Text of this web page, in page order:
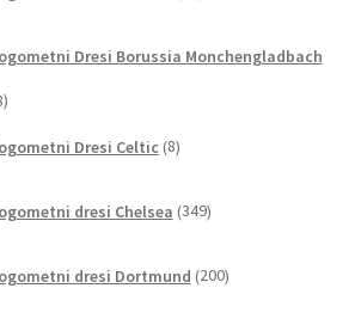
Dresi Borussia Monchengladbach
8
Dresi Celtic 8izdelkov
dresi Chelsea 349izdelkov
dresi Dortmund 200izdelkov